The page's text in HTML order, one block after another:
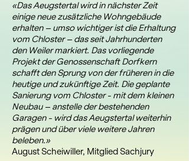
«Das Aeugstertal wird in nächster Zeit
einige neue zusätzliche Wohngebäude
erhalten – umso wichtiger ist die Erhaltung
vom Chloster – das seit Jahrhunderten
den Weiler markiert. Das vorliegende
Projekt der Genossenschaft Dorfkern
schafft den Sprung von der früheren in die
heutige und zukünftige Zeit. Die geplante
Sanierung vom Chloster - mit dem kleinen
Neubau – anstelle der bestehenden
Garagen - wird das Aeugstertal weiterhin
prägen und über viele weitere Jahren
beleben.»
August Scheiwiller, Mitglied Sachjury